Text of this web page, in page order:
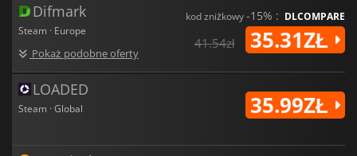
Difmark
Steam · Europe
Pokaż podobne oferty
kod zniżkowy-15% : DLCOMPARE
41.54zł 35.31ZŁ
LOADED
Steam · Global 35.99ZŁ